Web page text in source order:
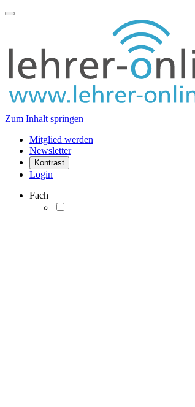
Zum Inhalt springen
Mitglied werden
Newsletter
Kontrast
Login
Fach